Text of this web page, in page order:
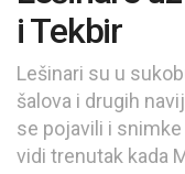
i Tekbir
Lešinari su u
šalova i drugih
se pojavili i
vidi trenutak kada